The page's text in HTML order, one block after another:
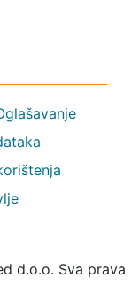
d.o.o. Sva prava